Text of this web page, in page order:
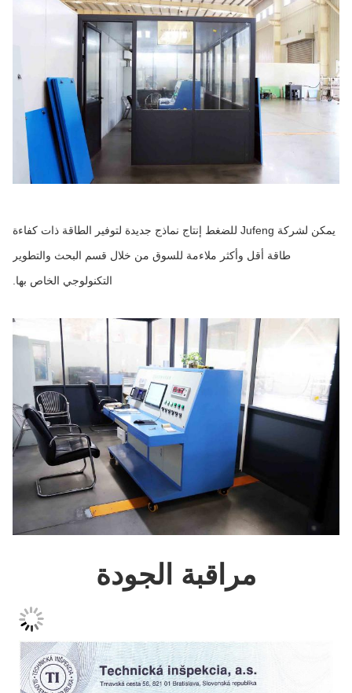
يمكن لشركة Jufeng للضغط إنتاج نماذج جديدة لتوفير الطاقة ذات كفاءة
طاقة أقل وأكثر ملاءمة للسوق من خلال قسم البحث والتطوير
التكنولوجي الخاص بها.
مراقبة الجودة